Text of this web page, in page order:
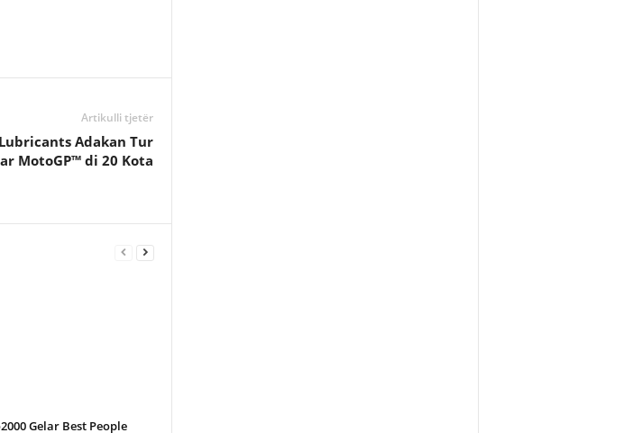
Artikulli tjetër
Adakan Tur
MotoGP™ di 20 Kota
Gelar Best People